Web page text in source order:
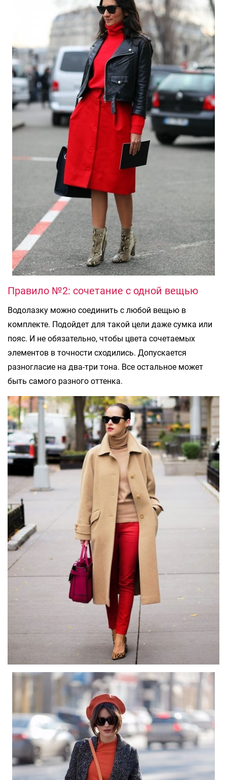
Правило №2: сочетание с одной вещью
Водолазку можно соединить с любой вещью в
комплекте. Подойдет для такой цели даже сумка или
пояс. И не обязательно, чтобы цвета сочетаемых
элементов в точности сходились. Допускается
разногласие на два-три тона. Все остальное может
быть самого разного оттенка.